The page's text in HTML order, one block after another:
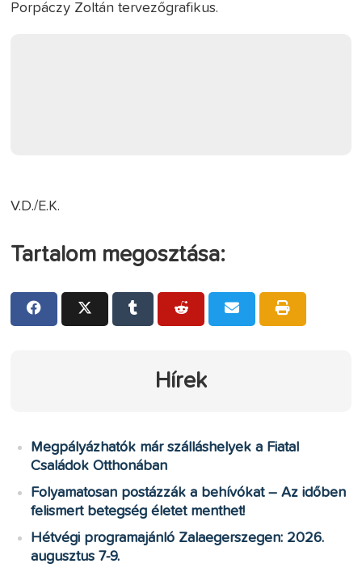
Porpáczy Zoltán tervezőgrafikus.
V.D./E.K.
Tartalom megosztása:
Hírek
Megpályázhatók már szálláshelyek a Fiatal
Családok Otthonában
Folyamatosan postázzák a behívókat – Az időben
felismert betegség életet menthet!
Hétvégi programajánló Zalaegerszegen: 2026.
augusztus 7-9.